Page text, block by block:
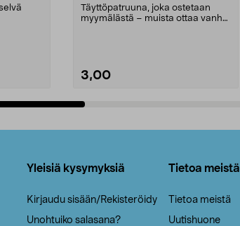
Täyttöpatruuna, joka ostetaan
myymälästä – muista ottaa vanha
3,00
Yleisiä kysymyksiä
Kirjaudu sisään/Rekisteröidy
Unohtuiko salasana?
Tietoa meistä
Tietoa meistä
Uutishuone